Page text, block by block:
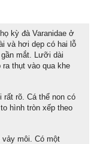
kỳ đà Varanidae ở
và hơi dẹp có hai lỗ
mắt. Lưỡi dài
thụt vào qua khe
rất rõ. Cá thể non có
hình tròn xếp theo
vảy môi. Có một